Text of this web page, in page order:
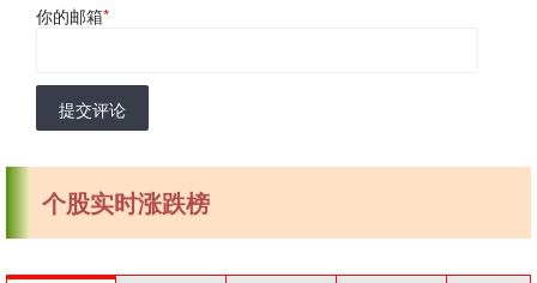
你的邮箱*
提交评论
个股实时涨跌榜